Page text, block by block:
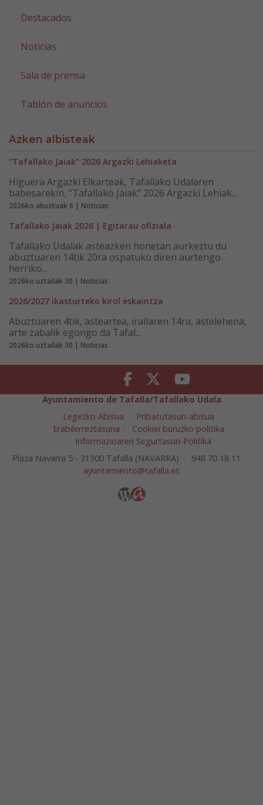
Destacados
Noticias
Sala de prensa
Tablón de anuncios
Azken albisteak
“Tafallako Jaiak” 2026 Argazki Lehiaketa
Higuera Argazki Elkarteak, Tafallako Udalaren
babesarekin, “Tafallako Jaiak” 2026 Argazki Lehiak...
2026ko abuztuak 6 | Noticias
Tafallako Jaiak 2026 | Egitarau ofiziala
Tafallako Udalak asteazken honetan aurkeztu du
abuztuaren 14tik 20ra ospatuko diren aurtengo
herriko...
2026ko uztailak 30 | Noticias
2026/2027 ikasturteko kirol eskaintza
Abuztuaren 4tik, asteartea, irailaren 14ra, astelehena,
arte zabalik egongo da Tafal...
2026ko uztailak 30 | Noticias
Facebook Twitter Youtube
Ayuntamiento de Tafalla/Tafallako Udala
Legezko Abisua
Pribatutasun-abisua
Erabilerreztasuna
Cookiei buruzko politika
Informazioaren Segurtasun-Politika
Plaza Navarra 5 - 31300 Tafalla (NAVARRA)
948 70 18 11
ayuntamiento@tafalla.es